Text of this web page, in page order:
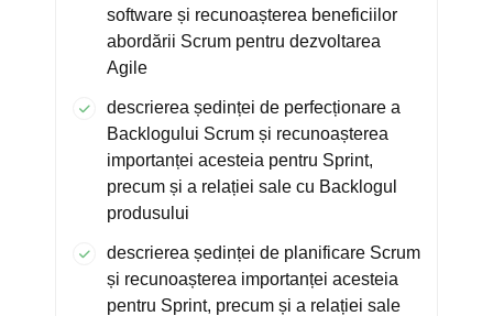
software și recunoașterea beneficiilor
abordării Scrum pentru dezvoltarea
Agile
descrierea ședinței de perfecționare a
Backlogului Scrum și recunoașterea
importanței acesteia pentru Sprint,
precum și a relației sale cu Backlogul
produsului
descrierea ședinței de planificare Scrum
și recunoașterea importanței acesteia
pentru Sprint, precum și a relației sale